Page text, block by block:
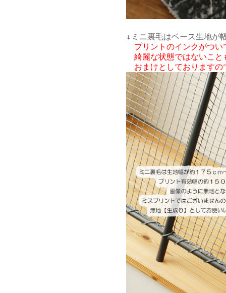
↓ミニ裏毛はベース生地が
プリントのインクがつ
綺麗な状態ではないこと
おまけとしておりますの